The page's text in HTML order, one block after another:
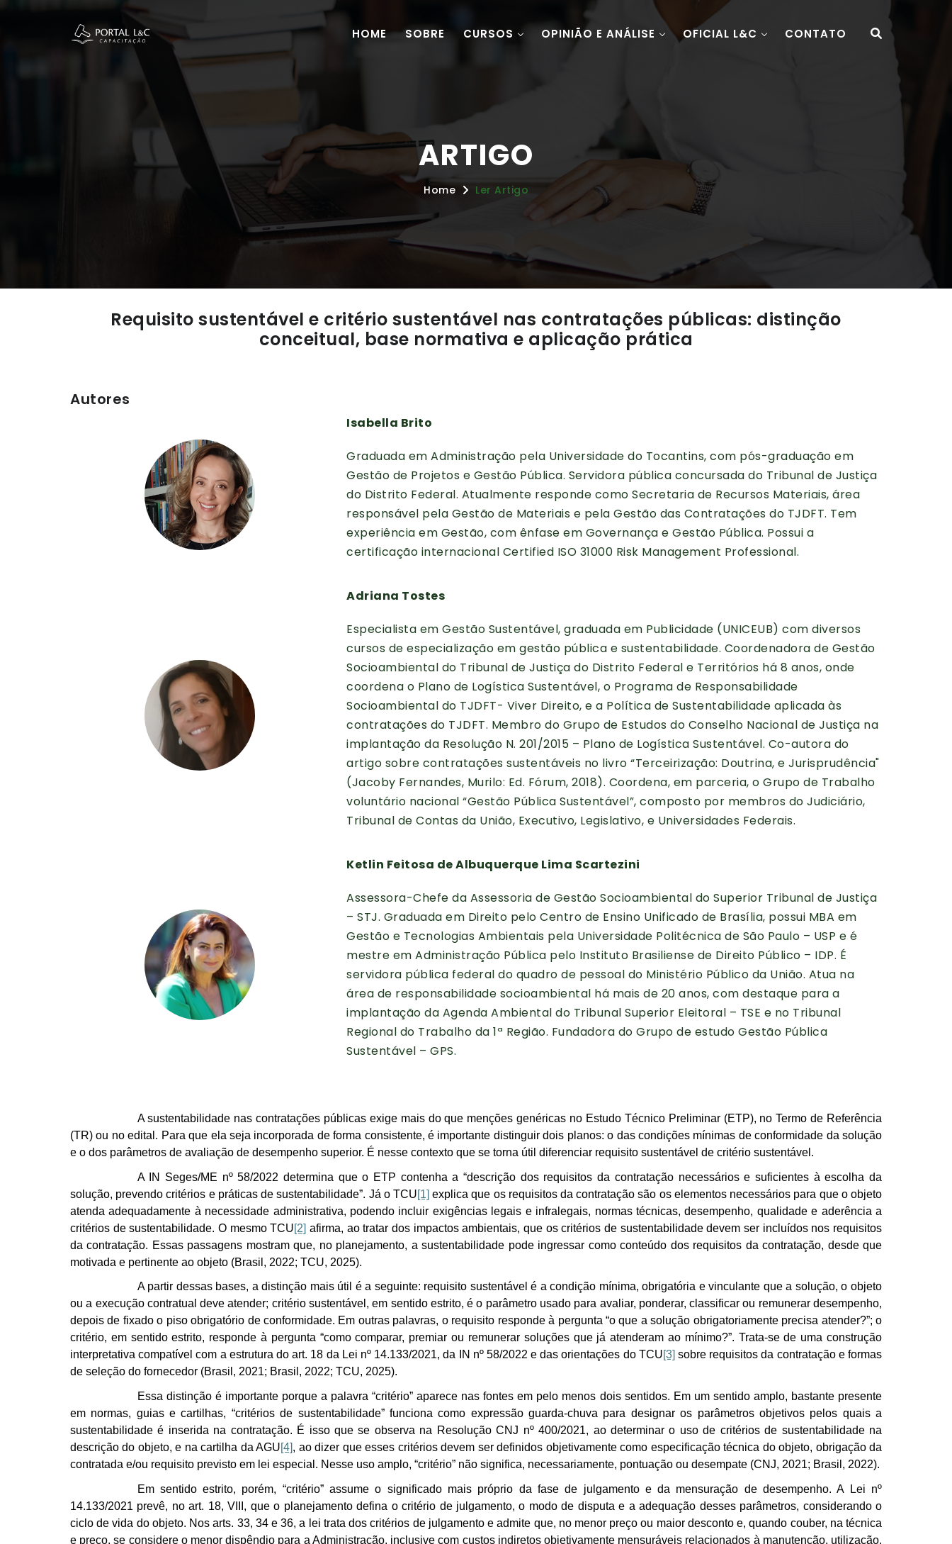
HOME SOBRE CURSOS OPINIÃO E ANÁLISE OFICIAL L&C CONTATO
ARTIGO
Home Ler Artigo
Requisito sustentável e critério sustentável nas contratações públicas: distinção
conceitual, base normativa e aplicação prática
Autores
Isabella Brito
Graduada em Administração pela Universidade do Tocantins, com pós-graduação em
Gestão de Projetos e Gestão Pública. Servidora pública concursada do Tribunal de Justiça
do Distrito Federal. Atualmente responde como Secretaria de Recursos Materiais, área
responsável pela Gestão de Materiais e pela Gestão das Contratações do TJDFT. Tem
experiência em Gestão, com ênfase em Governança e Gestão Pública. Possui a
certificação internacional Certified ISO 31000 Risk Management Professional.
Adriana Tostes
Especialista em Gestão Sustentável, graduada em Publicidade (UNICEUB) com diversos
cursos de especialização em gestão pública e sustentabilidade. Coordenadora de Gestão
Socioambiental do Tribunal de Justiça do Distrito Federal e Territórios há 8 anos, onde
coordena o Plano de Logística Sustentável, o Programa de Responsabilidade
Socioambiental do TJDFT- Viver Direito, e a Política de Sustentabilidade aplicada às
contratações do TJDFT. Membro do Grupo de Estudos do Conselho Nacional de Justiça na
implantação da Resolução N. 201/2015 – Plano de Logística Sustentável. Co-autora do
artigo sobre contratações sustentáveis no livro “Terceirização: Doutrina, e Jurisprudência"
(Jacoby Fernandes, Murilo: Ed. Fórum, 2018). Coordena, em parceria, o Grupo de Trabalho
voluntário nacional “Gestão Pública Sustentável”, composto por membros do Judiciário,
Tribunal de Contas da União, Executivo, Legislativo, e Universidades Federais.
Ketlin Feitosa de Albuquerque Lima Scartezini
Assessora-Chefe da Assessoria de Gestão Socioambiental do Superior Tribunal de Justiça
– STJ. Graduada em Direito pelo Centro de Ensino Unificado de Brasília, possui MBA em
Gestão e Tecnologias Ambientais pela Universidade Politécnica de São Paulo – USP e é
mestre em Administração Pública pelo Instituto Brasiliense de Direito Público – IDP. É
servidora pública federal do quadro de pessoal do Ministério Público da União. Atua na
área de responsabilidade socioambiental há mais de 20 anos, com destaque para a
implantação da Agenda Ambiental do Tribunal Superior Eleitoral – TSE e no Tribunal
Regional do Trabalho da 1ª Região. Fundadora do Grupo de estudo Gestão Pública
Sustentável – GPS.